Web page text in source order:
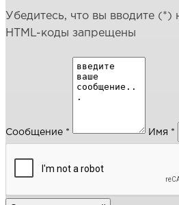
Убедитесь, что вы вводите
HTML-коды запрещены
Сообщение * Имя *